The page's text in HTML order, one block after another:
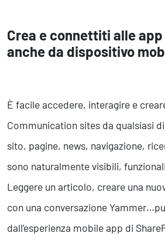
Crea e connettiti alle
anche da dispositivo
È facile accedere, interagire e
Communication sites da qualsiasi
sito, pagine, news, navigazione,
sono naturalmente visibili,
Leggere un articolo, creare una
con una conversazione
dall’esperienza mobile app di